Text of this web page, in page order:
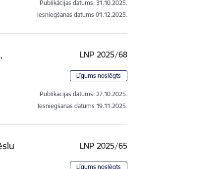
Publikācijas datums: 31.10.2025.
Iesniegšanas datums 01.12.2025.
LNP 2025/68
Līgums noslēgts
Publikācijas datums: 27.10.2025.
Iesniegšanas datums 19.11.2025.
LNP 2025/65
Līgums noslēgts